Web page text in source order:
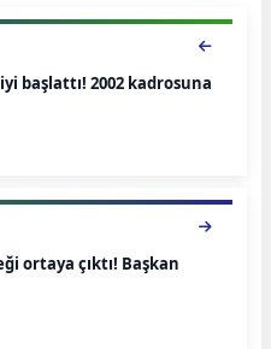
başlattı! 2002 kadrosuna
ortaya çıktı! Başkan